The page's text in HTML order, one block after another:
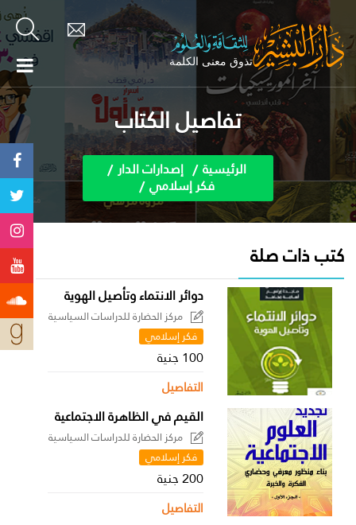
تفاصيل الكتاب
الرئيسية إصدارات الدار
فكر إسلامي
كتب ذات صلة
دوائر الانتماء وتأصيل الهوية
مركز الحضارة للدراسات السياسية
فكر إسلامي
100 جنية
التفاصيل
القيم في الظاهرة الاجتماعية
مركز الحضارة للدراسات السياسية
فكر إسلامي
200 جنية
التفاصيل